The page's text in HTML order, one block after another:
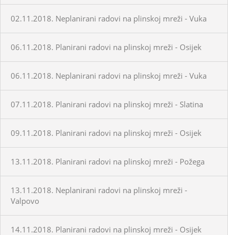
02.11.2018. Neplanirani radovi na plinskoj mreži - Vuka
06.11.2018. Planirani radovi na plinskoj mreži - Osijek
06.11.2018. Neplanirani radovi na plinskoj mreži - Vuka
07.11.2018. Planirani radovi na plinskoj mreži - Slatina
09.11.2018. Planirani radovi na plinskoj mreži - Osijek
13.11.2018. Planirani radovi na plinskoj mreži - Požega
13.11.2018. Neplanirani radovi na plinskoj mreži -
Valpovo
14.11.2018. Planirani radovi na plinskoj mreži - Osijek